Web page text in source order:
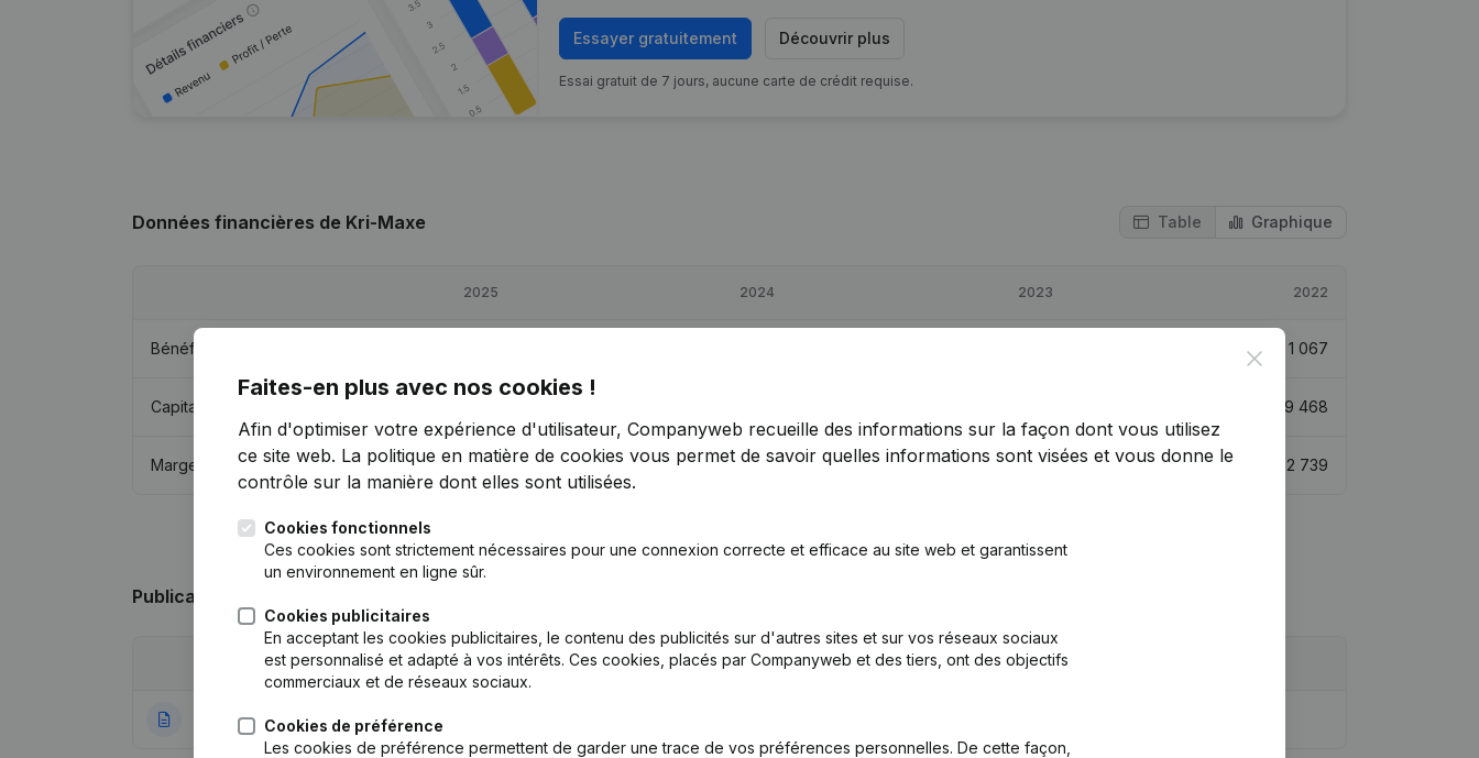
Essayer gratuitement Découvrir plus
Essai gratuit de 7 jours, aucune carte de crédit requise.
Données financières de Kri-Maxe Table Graphique
2025 2024 2023 2022
Bénéfices/pertes 1 067
Capitaux propres 9 468
Marge brute €28 155 53,18% €18 380 -56,08% €41 846 > 1000% 2 739
Publications
Publication
30-06-2021 Rubrique Constitution (Nouvelle Personne Morale, Ouverture Succursale, etc...)
Close
Faites-en plus avec nos cookies !
Afin d'optimiser votre expérience d'utilisateur, Companyweb recueille des informations sur la façon dont vous utilisez
ce site web. La politique en matière de cookies vous permet de savoir quelles informations sont visées et vous donne le
contrôle sur la manière dont elles sont utilisées.
Cookies fonctionnels
Ces cookies sont strictement nécessaires pour une connexion correcte et efficace au site web et garantissent
un environnement en ligne sûr.
Cookies publicitaires
En acceptant les cookies publicitaires, le contenu des publicités sur d'autres sites et sur vos réseaux sociaux
est personnalisé et adapté à vos intérêts. Ces cookies, placés par Companyweb et des tiers, ont des objectifs
commerciaux et de réseaux sociaux.
Cookies de préférence
Les cookies de préférence permettent de garder une trace de vos préférences personnelles. De cette façon,